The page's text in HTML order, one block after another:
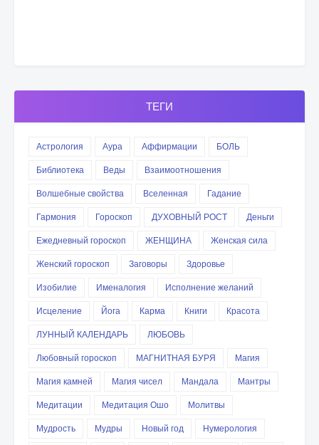
ТЕГИ
Астрология Аура Аффирмации
БОЛЬ
Библиотека
Веды
Взаимоотношения
Волшебные свойства
Вселенная
Гадание
Гармония
Гороскоп ДУХОВНЫЙ РОСТ
Деньги
Ежедневный гороскоп
ЖЕНЩИНА
Женская сила
Женский гороскоп
Заговоры
Здоровье
Изобилие
Именалогия
Исполнение желаний
Исцеление
Йога Карма Книги
Красота
ЛУННЫЙ КАЛЕНДАРЬ
ЛЮБОВЬ
Любовный гороскоп
МАГНИТНАЯ БУРЯ
Магия
Магия камней
Магия чисел Мандала
Мантры
Медитации
Медитация Ошо
Молитвы
Мудрость
Мудры Новый год
Нумерология